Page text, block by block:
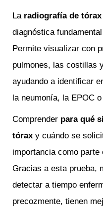
La radiografía de tórax
diagnóstica
Permite visualizar con
pulmones, las costillas
ayudando a identificar
la neumonía, la EPOC
Comprender para qué
tórax y cuándo se
importancia como
Gracias a esta prueba,
detectar a tiempo
precozmente, tienen